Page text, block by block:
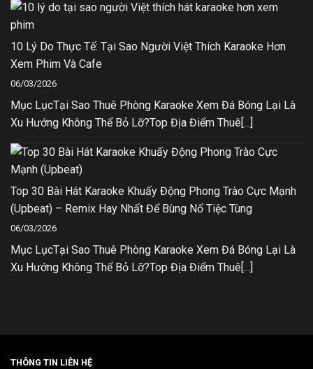
10 Lý Do Thực Tế: Tại Sao Người Việt Thích Karaoke Hơn
Xem Phim Và Cafe
06/03/2026
Mục LụcTại Sao Thuê Phòng Karaoke Xem Đá Bóng Lại Là
Xu Hướng Không Thể Bỏ Lỡ?Top Địa Điểm Thuê[...]
Top 30 Bài Hát Karaoke Khuấy Động Phong Trào Cực Mạnh
(Upbeat) – Remix Hay Nhất Để Bùng Nổ Tiệc Tùng
06/03/2026
Mục LụcTại Sao Thuê Phòng Karaoke Xem Đá Bóng Lại Là
Xu Hướng Không Thể Bỏ Lỡ?Top Địa Điểm Thuê[...]
THÔNG TIN LIÊN HỆ